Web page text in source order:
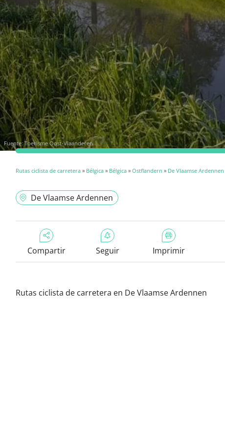
Fuente:Toerisme Oost-Vlaanderen
Rutas ciclista de carretera » Bélgica » Bélgica » Ostflandern » De Vlaamse Ardennen
De Vlaamse Ardennen
Compartir Seguir Imprimir
Rutas ciclista de carretera en De Vlaamse Ardennen